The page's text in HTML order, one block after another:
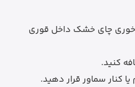
1 قاشق چای‌خوری چای خشک داخل قوری
کنید.
کنار سماور قرار دهید.